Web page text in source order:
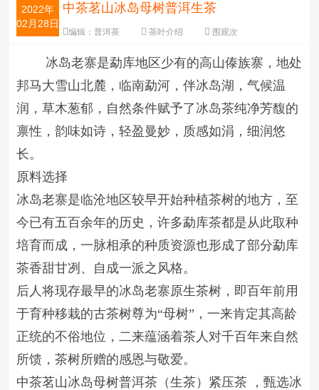
2022年
02月28日
中茶茗山冰岛母树普洱生茶
编辑：普洱茶 茶叶介绍 围观次
冰岛老寨是勐库地区少有的高山傣族寨，地处
邦马大雪山北麓，临南勐河，伴冰岛湖，气候温
润，草木葱郁，自然条件赋予了冰岛茶纯净芳馥的
禀性，韵味如诗，轻盈曼妙，质感如涓，细润悠
长。
原料选择
冰岛老寨是临沧地区较早开始种植茶树的地方，至
今已有五百余年的历史，许多勐库茶都是从此取种
培育而成，一脉相承的种质资源也形成了部分勐库
茶香甜甘冽、自成一派之风格。
后人将现存最早的冰岛老寨原生茶树，即百年前用
于育种移栽的古茶树尊为“母树”，一来肯定其高龄
正统的不俗地位，二来蕴涵着茶人对千百年来自然
所馈，茶树所赠的感恩与敬爱。
中茶茗山冰岛母树普洱茶（生茶）紧压茶 ，甄选冰